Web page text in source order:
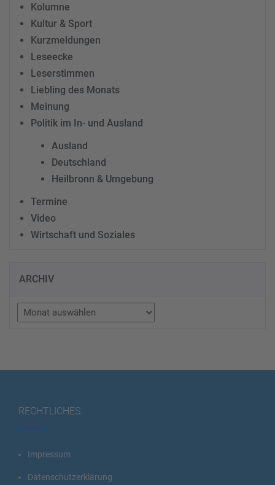
Kolumne
Kultur & Sport
Kurzmeldungen
Leseecke
Leserstimmen
Liebling des Monats
Meinung
Politik im In- und Ausland
Ausland
Deutschland
Heilbronn & Umgebung
Termine
Video
Wirtschaft und Soziales
ARCHIV
Archiv
RECHTLICHES
Impressum
Datenschutzerklärung